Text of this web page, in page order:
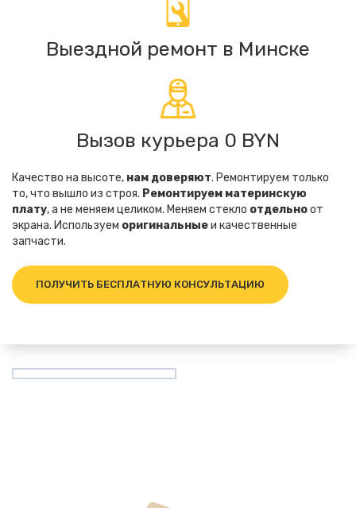
Выездной ремонт в Минске
Вызов курьера 0 BYN
Качество на высоте, нам доверяют. Ремонтируем только
то, что вышло из строя. Ремонтируем материнскую
плату, а не меняем целиком. Меняем стекло отдельноот
экрана. Используем оригинальныеи качественные
запчасти.
ПОЛУЧИТЬ БЕСПЛАТНУЮ КОНСУЛЬТАЦИЮ